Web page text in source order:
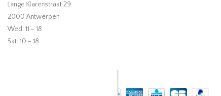
Lange Klarenstraat 29
2000 Antwerpen
Wed: 11 – 18
Sat: 10 – 18